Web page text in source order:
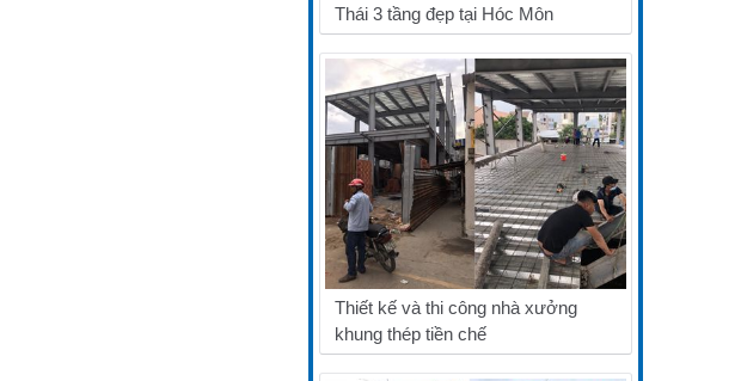
Thái 3 tầng đẹp tại Hóc Môn
Thiết kế và thi công nhà xưởng
khung thép tiền chế